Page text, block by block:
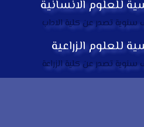
للعلوم الانسانية
تصدر عن كلية الاداب
للعلوم الزراعية
تصدر عن كلية الزراعة